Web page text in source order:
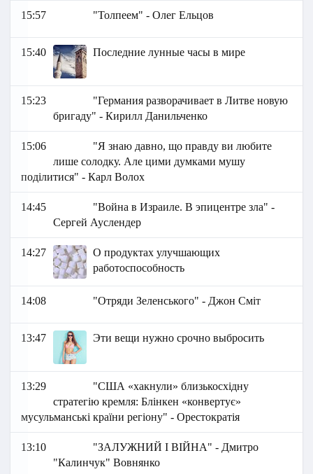
15:57 "Толпеем" - Олег Ельцов
15:40 Последние лунные часы в мире
15:23
"Германия разворачивает в Литве новую
бригаду" - Кирилл Данильченко
15:06
"Я знаю давно, що правду ви любите
лише солодку. Але цими думками мушу
поділитися" - Карл Волох
14:45
"Война в Израиле. В эпицентре зла" -
Сергей Ауслендер
14:27
О продуктах улучшающих
работоспособность
14:08 "Отряди Зеленського" - Джон Сміт
13:47 Эти вещи нужно срочно выбросить
13:29
"США «хакнули» близькосхідну
стратегію кремля: Блінкен «конвертує»
мусульманські країни регіону" - Орестократія
13:10
"ЗАЛУЖНИЙ І ВІЙНА" - Дмитро
"Калинчук" Вовнянко